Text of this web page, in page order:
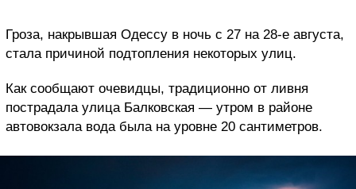
Гроза, накрывшая Одессу в ночь с 27 на 28-е августа,
стала причиной подтопления некоторых улиц.
Как сообщают очевидцы, традиционно от ливня
пострадала улица Балковская — утром в районе
автовокзала вода была на уровне 20 сантиметров.